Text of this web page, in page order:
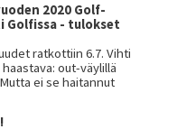
2020 Golf-
Golfissa - tulokset
ratkottiin 6.7. Vihti
out-väylillä
ei se haitannut